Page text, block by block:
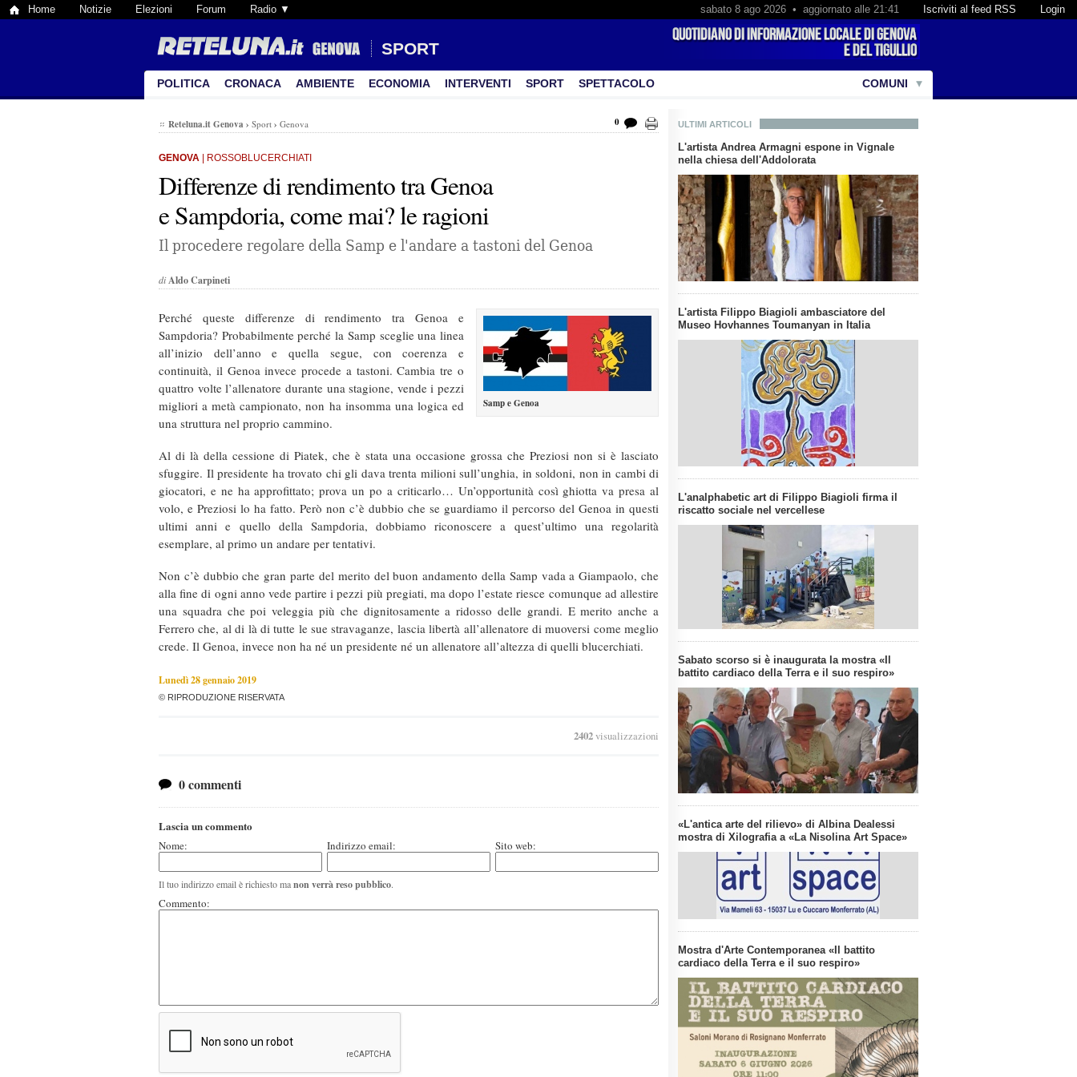
Home Notizie Elezioni Forum Radio ▼ Login
Iscriviti al feed RSS
sabato 8 ago 2026 • aggiornato alle 21:41
SPORT
POLITICA CRONACA AMBIENTE ECONOMIA INTERVENTI SPORT SPETTACOLO COMUNI
ULTIMI ARTICOLI
L'artista Andrea Armagni espone in Vignale
nella chiesa dell'Addolorata
L'artista Filippo Biagioli ambasciatore del
Museo Hovhannes Toumanyan in Italia
L'analphabetic art di Filippo Biagioli firma il
riscatto sociale nel vercellese
Sabato scorso si è inaugurata la mostra «Il
battito cardiaco della Terra e il suo respiro»
«L'antica arte del rilievo» di Albina Dealessi
mostra di Xilografia a «La Nisolina Art Space»
Mostra d'Arte Contemporanea «Il battito
cardiaco della Terra e il suo respiro»
Reteluna.it Genova › Sport › Genova 0
GENOVA | ROSSOBLUCERCHIATI
Differenze di rendimento tra Genoa
e Sampdoria, come mai? le ragioni
Il procedere regolare della Samp e l'andare a tastoni del Genoa
diAldo Carpineti
Samp e Genoa
Perché queste differenze di rendimento tra Genoa e
Sampdoria? Probabilmente perché la Samp sceglie una linea
all’inizio dell’anno e quella segue, con coerenza e
continuità, il Genoa invece procede a tastoni. Cambia tre o
quattro volte l’allenatore durante una stagione, vende i pezzi
migliori a metà campionato, non ha insomma una logica ed
una struttura nel proprio cammino.
Al di là della cessione di Piatek, che è stata una occasione grossa che Preziosi non si è lasciato
sfuggire. Il presidente ha trovato chi gli dava trenta milioni sull’unghia, in soldoni, non in cambi di
giocatori, e ne ha approfittato; prova un po a criticarlo… Un’opportunità così ghiotta va presa al
volo, e Preziosi lo ha fatto. Però non c’è dubbio che se guardiamo il percorso del Genoa in questi
ultimi anni e quello della Sampdoria, dobbiamo riconoscere a quest’ultimo una regolarità
esemplare, al primo un andare per tentativi.
Non c’è dubbio che gran parte del merito del buon andamento della Samp vada a Giampaolo, che
alla fine di ogni anno vede partire i pezzi più pregiati, ma dopo l’estate riesce comunque ad allestire
una squadra che poi veleggia più che dignitosamente a ridosso delle grandi. E merito anche a
Ferrero che, al di là di tutte le sue stravaganze, lascia libertà all’allenatore di muoversi come meglio
crede. Il Genoa, invece non ha né un presidente né un allenatore all’altezza di quelli blucerchiati.
Lunedì 28 gennaio 2019
© RIPRODUZIONE RISERVATA
2402visualizzazioni
0 commenti
Lascia un commento
Nome: Indirizzo email: Sito web:
Il tuo indirizzo email è richiesto manon verrà reso pubblico.
Commento: